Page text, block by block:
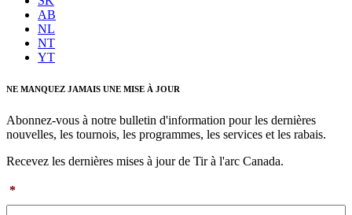
AB
NL
NT
YT
NE MANQUEZ JAMAIS UNE MISE À JOUR
Abonnez-vous à notre bulletin d'information pour les dernières
nouvelles, les tournois, les programmes, les services et les rabais.
Recevez les dernières mises à jour de Tir à l'arc Canada.
*